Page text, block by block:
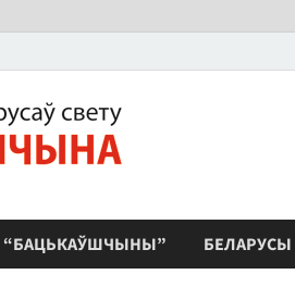
“БАЦЬКАЎШЧЫНЫ” БЕЛАРУСЫ